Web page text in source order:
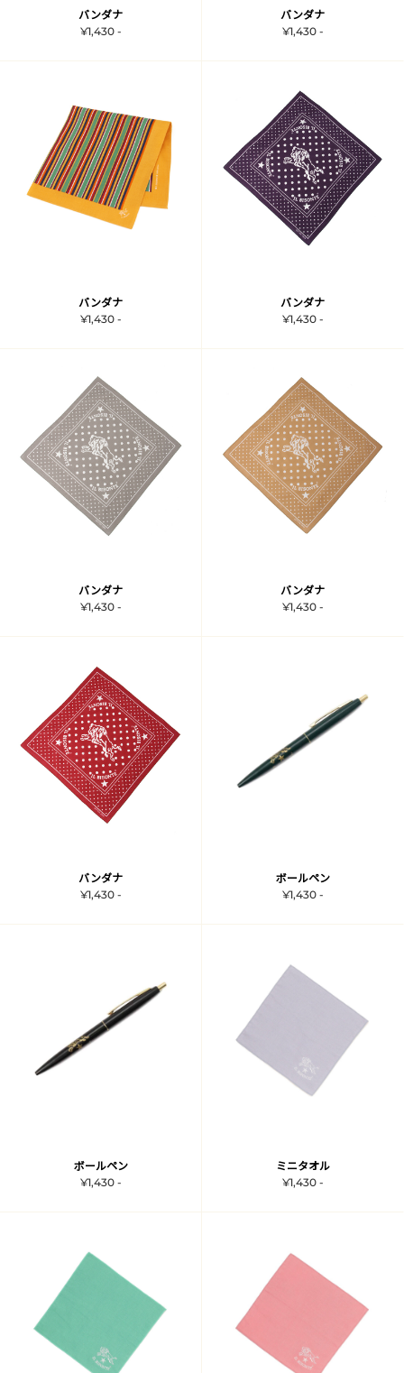
バンダナ
¥1,430 -
バンダナ
¥1,430 -
バンダナ
¥1,430 -
バンダナ
¥1,430 -
バンダナ
¥1,430 -
バンダナ
¥1,430 -
バンダナ
¥1,430 -
ボールペン
¥1,430 -
ボールペン
¥1,430 -
ミニタオル
¥1,430 -